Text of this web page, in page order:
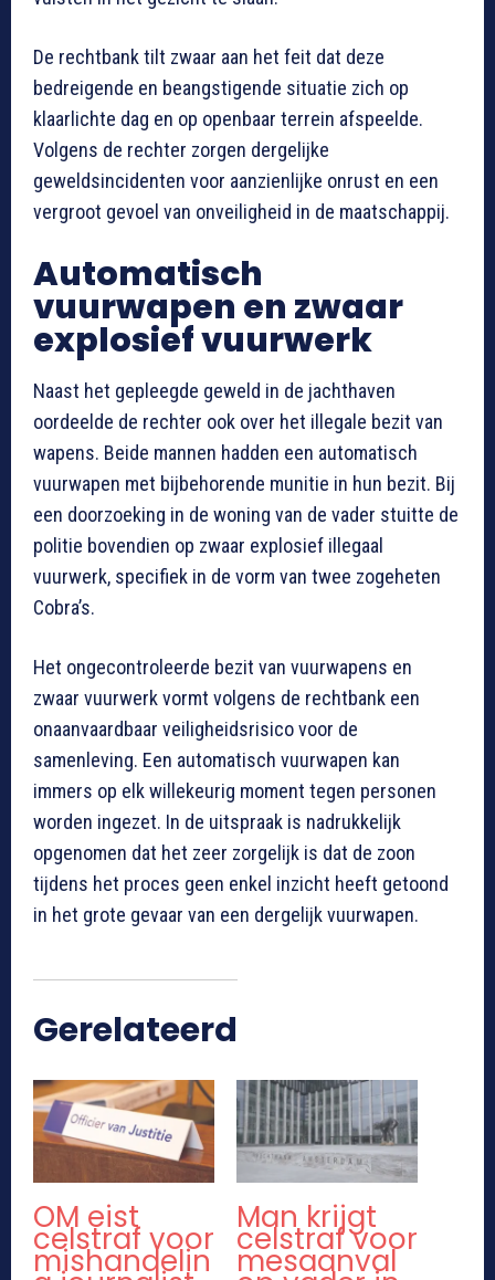
De rechtbank tilt zwaar aan het feit dat deze
bedreigende en beangstigende situatie zich op
klaarlichte dag en op openbaar terrein afspeelde.
Volgens de rechter zorgen dergelijke
geweldsincidenten voor aanzienlijke onrust en een
vergroot gevoel van onveiligheid in de maatschappij.
Automatisch
vuurwapen en zwaar
explosief vuurwerk
Naast het gepleegde geweld in de jachthaven
oordeelde de rechter ook over het illegale bezit van
wapens. Beide mannen hadden een automatisch
vuurwapen met bijbehorende munitie in hun bezit. Bij
een doorzoeking in de woning van de vader stuitte de
politie bovendien op zwaar explosief illegaal
vuurwerk, specifiek in de vorm van twee zogeheten
Cobra’s.
Het ongecontroleerde bezit van vuurwapens en
zwaar vuurwerk vormt volgens de rechtbank een
onaanvaardbaar veiligheidsrisico voor de
samenleving. Een automatisch vuurwapen kan
immers op elk willekeurig moment tegen personen
worden ingezet. In de uitspraak is nadrukkelijk
opgenomen dat het zeer zorgelijk is dat de zoon
tijdens het proces geen enkel inzicht heeft getoond
in het grote gevaar van een dergelijk vuurwapen.
Gerelateerd
OM eist
celstraf voor
mishandelin
Man krijgt
celstraf voor
mesaanval